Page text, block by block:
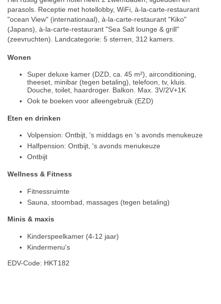
parasols. Receptie met hotellobby, WiFi, à-la-carte-restaurant
"ocean View" (internationaal), à-la-carte-restaurant "Kiko"
(Japans), à-la-carte-restaurant "Sea Salt lounge & grill"
(zeevruchten). Landcategorie: 5 sterren, 312 kamers.
Wonen
Super deluxe kamer (DZD, ca. 45 m²), airconditioning,
theeset, minibar (tegen betaling), telefoon, tv, kluis.
Douche, toilet, haardroger. Balkon. Max. 3V/2V+1K
Ook te boeken voor alleengebruik (EZD)
Eten en drinken
Volpension: Ontbijt, 's middags en 's avonds menukeuze
Halfpension: Ontbijt, 's avonds menukeuze
Ontbijt
Wellness & Fitness
Fitnessruimte
Sauna, stoombad, massages (tegen betaling)
Minis & maxis
Kinderspeelkamer (4-12 jaar)
Kindermenu's
EDV-Code: HKT182